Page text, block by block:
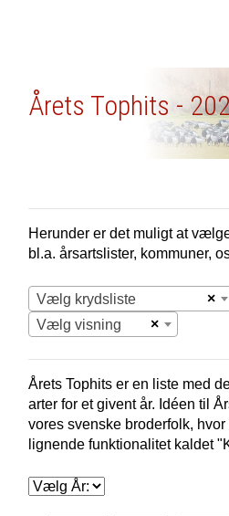
Årets Tophits -
Herunder er det muligt at
bl.a. årsartslister, kommuner,
×
Vælg krydsliste
×
Vælg visning
Årets Tophits er en liste med
arter for et givent år. Idéen til
vores svenske broderfolk,
lignende funktionalitet kaldet